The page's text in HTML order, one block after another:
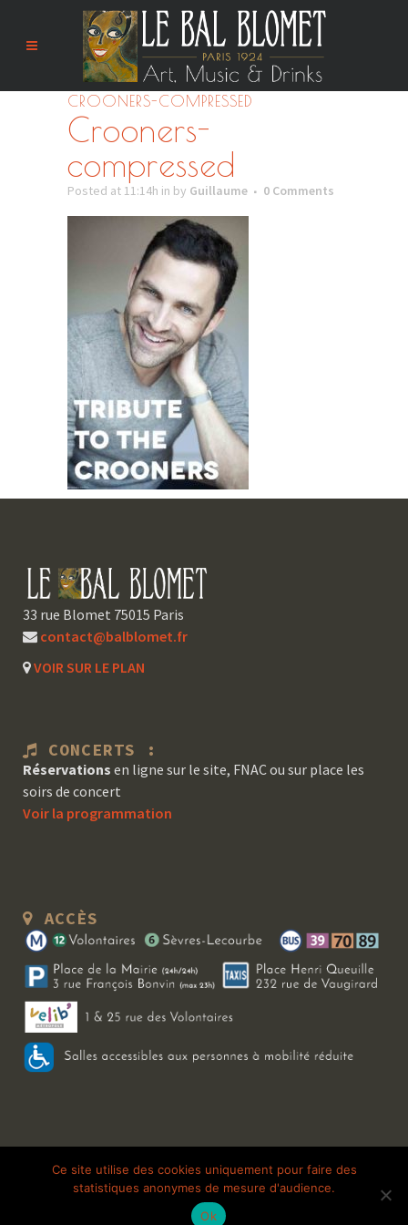
CROONERS-COMPRESSED
Crooners-
compressed
Posted at 11:14h in by Guillaume 0 Comments
33 rue Blomet 75015 Paris
contact@balblomet.fr
VOIR SUR LE PLAN
CONCERTS :
Réservations en ligne sur le site, FNAC ou sur place les
soirs de concert
Voir la programmation
ACCÈS
Copyright 2026 Le Bal Blomet | Tous droits réservés | Mentions légales
Galerie photo
Ce site utilise des cookies uniquement pour faire des
statistiques anonymes de mesure d'audience.
Ok